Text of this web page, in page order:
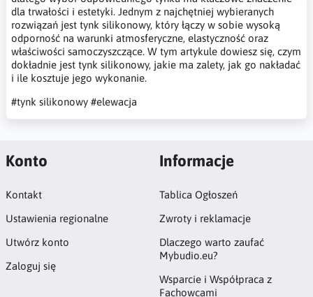
dla trwałości i estetyki. Jednym z najchętniej wybieranych
rozwiązań jest tynk silikonowy, który łączy w sobie wysoką
odporność na warunki atmosferyczne, elastyczność oraz
właściwości samoczyszczące. W tym artykule dowiesz się, czym
dokładnie jest tynk silikonowy, jakie ma zalety, jak go nakładać
i ile kosztuje jego wykonanie.
#tynk silikonowy #elewacja
Konto
Kontakt
Ustawienia regionalne
Utwórz konto
Zaloguj się
Informacje
Tablica Ogłoszeń
Zwroty i reklamacje
Dlaczego warto zaufać
Mybudio.eu?
Wsparcie i Współpraca z
Fachowcami